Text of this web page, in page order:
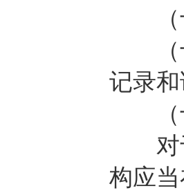
（十
（十
记录
（十
对于
构应